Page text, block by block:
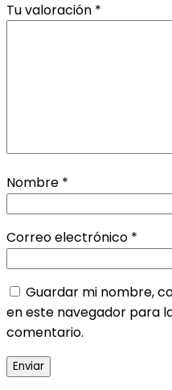
Tu valoración *
Nombre *
Correo electrónico *
Guardar mi nombre,
en este navegador para
comentario.